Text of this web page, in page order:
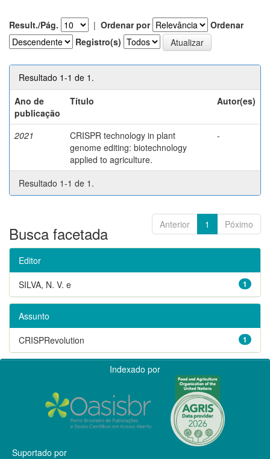
Result./Pág. | Ordenar por
Ordenar
Registro(s)
Resultado 1-1 de 1.
Ano de
publicação
Título Autor(es)
2021
CRISPR technology in plant
genome editing: biotechnology
applied to agriculture.
-
Resultado 1-1 de 1.
Anterior 1 Póximo
Busca facetada
Editor
1
SILVA, N. V. e
Assunto
1
CRISPRevolution
Indexado por
Suportado por